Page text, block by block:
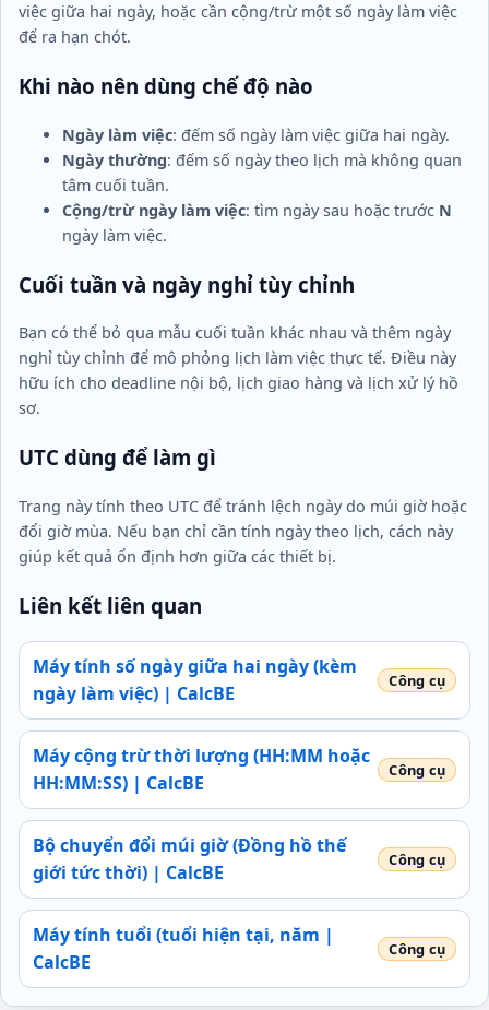
việc giữa hai ngày, hoặc cần cộng/trừ một số ngày làm việc
để ra hạn chót.
Khi nào nên dùng chế độ nào
Ngày làm việc: đếm số ngày làm việc giữa hai ngày.
Ngày thường: đếm số ngày theo lịch mà không quan
tâm cuối tuần.
Cộng/trừ ngày làm việc: tìm ngày sau hoặc trước N
ngày làm việc.
Cuối tuần và ngày nghỉ tùy chỉnh
Bạn có thể bỏ qua mẫu cuối tuần khác nhau và thêm ngày
nghỉ tùy chỉnh để mô phỏng lịch làm việc thực tế. Điều này
hữu ích cho deadline nội bộ, lịch giao hàng và lịch xử lý hồ
sơ.
UTC dùng để làm gì
Trang này tính theo UTC để tránh lệch ngày do múi giờ hoặc
đổi giờ mùa. Nếu bạn chỉ cần tính ngày theo lịch, cách này
giúp kết quả ổn định hơn giữa các thiết bị.
Liên kết liên quan
Máy tính số ngày giữa hai ngày (kèm
ngày làm việc) | CalcBE
Máy cộng trừ thời lượng (HH:MM hoặc
HH:MM:SS) | CalcBE
Bộ chuyển đổi múi giờ (Đồng hồ thế
giới tức thời) | CalcBE
Máy tính tuổi (tuổi hiện tại, năm |
CalcBE